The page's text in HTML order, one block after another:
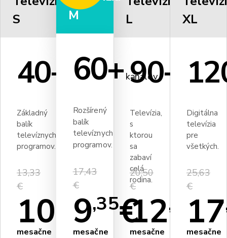
S
40+ kanálov
Základný
balík
televíznych
programov.
13,33
€
10 ,25€
mesačne
M
60+ kanálov
Rozšírený
balík
televíznych
programov.
17,43
€
9,35€
mesačne
L
90+ kanálov
Televízia,
s
ktorou
sa
zabaví
celá
rodina.
20,50
€
12,43€
mesačne
XL
Digitálna
televízia
pre
všetkých.
25,63
€
17
mesačne